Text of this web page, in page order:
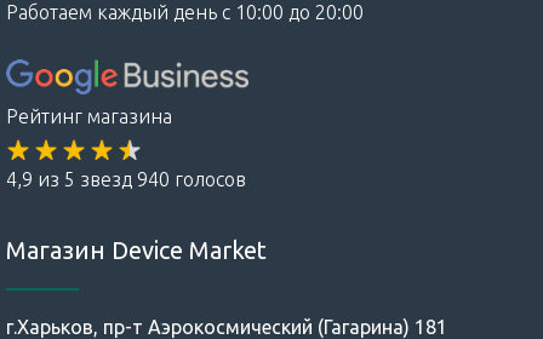
Работаем каждый день с 10:00 до 20:00
Рейтинг магазина
4,9 из 5 звезд 940 голосов
Магазин Device Market
г.Харьков, пр-т Аэрокосмический (Гагарина) 181